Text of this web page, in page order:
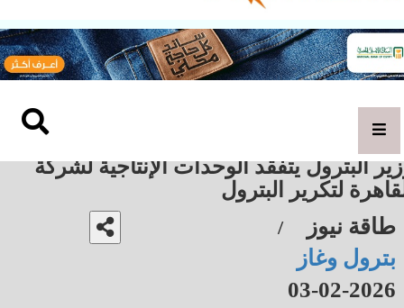
البترول يتفقد الوحدات الإنتاجية لشركة
لتكرير البترول
طاقة نيوز /
بترول وغاز
2026-02-03